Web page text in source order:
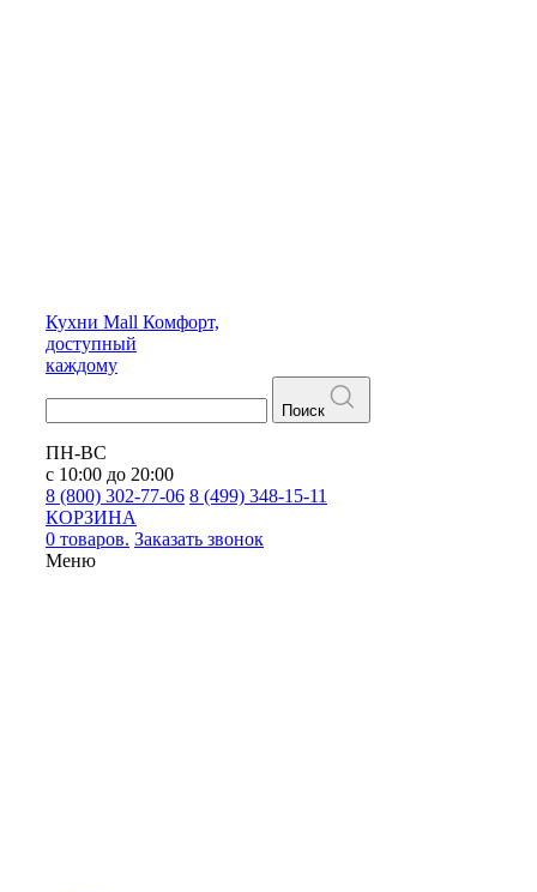
Кухни Mall Комфорт,
доступный
каждому
Поиск
ПН-ВС
с 10:00 до 20:00
8 (800) 302-77-06 8 (499) 348-15-11
КОРЗИНА
0 товаров. Заказать звонок
Меню